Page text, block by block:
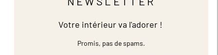
Votre intérieur va l'adorer !
Promis, pas de spams.